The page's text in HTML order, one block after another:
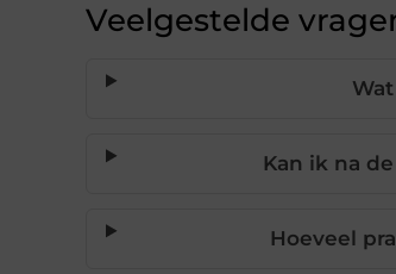
Veelgestelde
Kan ik na
Hoeveel